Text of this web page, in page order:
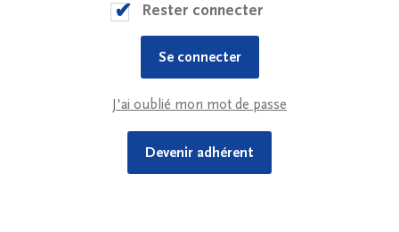
Rester connecter
J'ai oublié mon mot de passe
Devenir adhérent